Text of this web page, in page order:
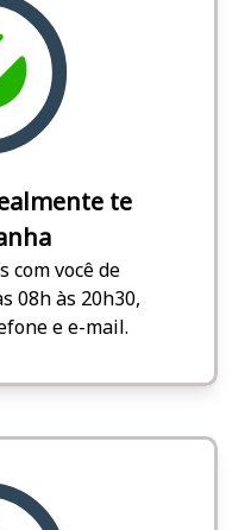
te
com você de
08h às 20h30,
e e-mail.